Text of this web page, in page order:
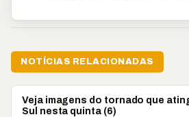
NOTÍCIAS RELACIONADAS
BRASIL
Veja imagens do tornado que
Sul nesta quinta (6)